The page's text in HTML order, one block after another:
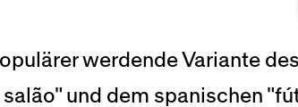
werdende Variante
und dem spanischen